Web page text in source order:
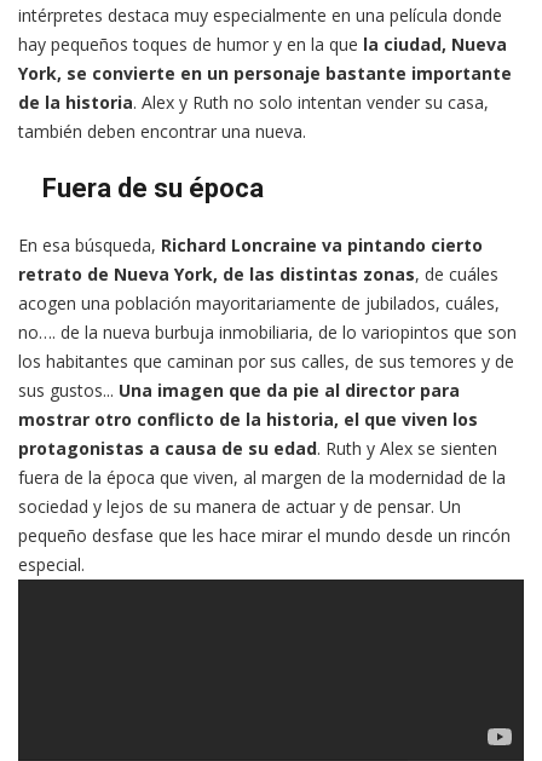
intérpretes destaca muy especialmente en una película donde
hay pequeños toques de humor y en la que la ciudad, Nueva
York, se convierte en un personaje bastante importante
de la historia. Alex y Ruth no solo intentan vender su casa,
también deben encontrar una nueva.
Fuera de su época
En esa búsqueda, Richard Loncraine va pintando cierto
retrato de Nueva York, de las distintas zonas, de cuáles
acogen una población mayoritariamente de jubilados, cuáles,
no…. de la nueva burbuja inmobiliaria, de lo variopintos que son
los habitantes que caminan por sus calles, de sus temores y de
sus gustos... Una imagen que da pie al director para
mostrar otro conflicto de la historia, el que viven los
protagonistas a causa de su edad. Ruth y Alex se sienten
fuera de la época que viven, al margen de la modernidad de la
sociedad y lejos de su manera de actuar y de pensar. Un
pequeño desfase que les hace mirar el mundo desde un rincón
especial.